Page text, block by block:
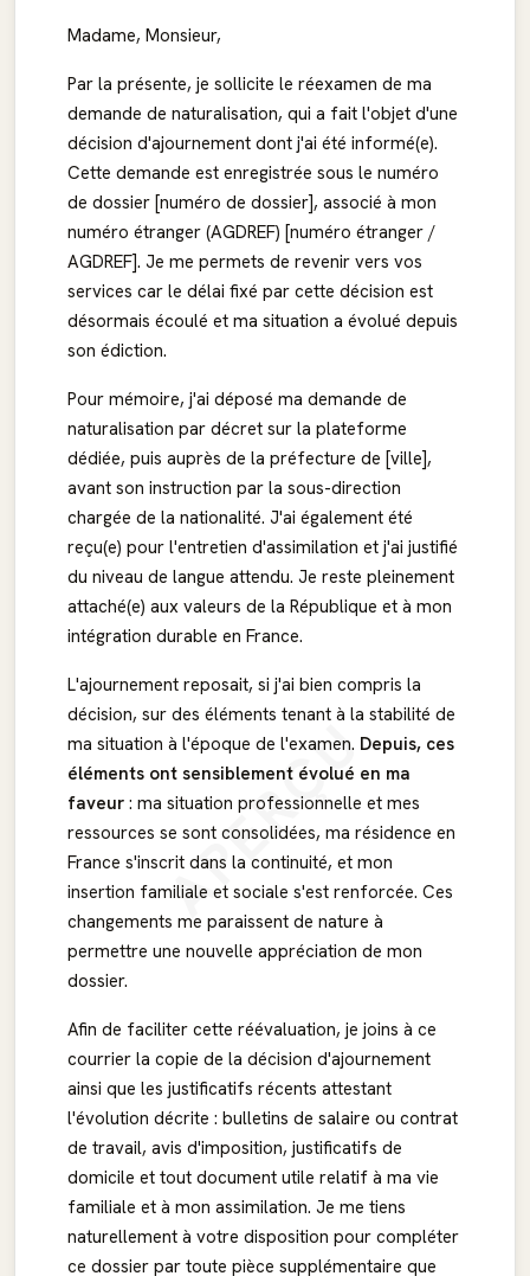
APERÇU
Madame, Monsieur,
Par la présente, je sollicite le réexamen de ma
demande de naturalisation, qui a fait l'objet d'une
décision d'ajournement dont j'ai été informé(e).
Cette demande est enregistrée sous le numéro
de dossier [numéro de dossier], associé à mon
numéro étranger (AGDREF) [numéro étranger /
AGDREF]. Je me permets de revenir vers vos
services car le délai fixé par cette décision est
désormais écoulé et ma situation a évolué depuis
son édiction.
Pour mémoire, j'ai déposé ma demande de
naturalisation par décret sur la plateforme
dédiée, puis auprès de la préfecture de [ville],
avant son instruction par la sous-direction
chargée de la nationalité. J'ai également été
reçu(e) pour l'entretien d'assimilation et j'ai justifié
du niveau de langue attendu. Je reste pleinement
attaché(e) aux valeurs de la République et à mon
intégration durable en France.
L'ajournement reposait, si j'ai bien compris la
décision, sur des éléments tenant à la stabilité de
ma situation à l'époque de l'examen. Depuis, ces
éléments ont sensiblement évolué en ma
faveur : ma situation professionnelle et mes
ressources se sont consolidées, ma résidence en
France s'inscrit dans la continuité, et mon
insertion familiale et sociale s'est renforcée. Ces
changements me paraissent de nature à
permettre une nouvelle appréciation de mon
dossier.
Afin de faciliter cette réévaluation, je joins à ce
courrier la copie de la décision d'ajournement
ainsi que les justificatifs récents attestant
l'évolution décrite : bulletins de salaire ou contrat
de travail, avis d'imposition, justificatifs de
domicile et tout document utile relatif à ma vie
familiale et à mon assimilation. Je me tiens
naturellement à votre disposition pour compléter
ce dossier par toute pièce supplémentaire que